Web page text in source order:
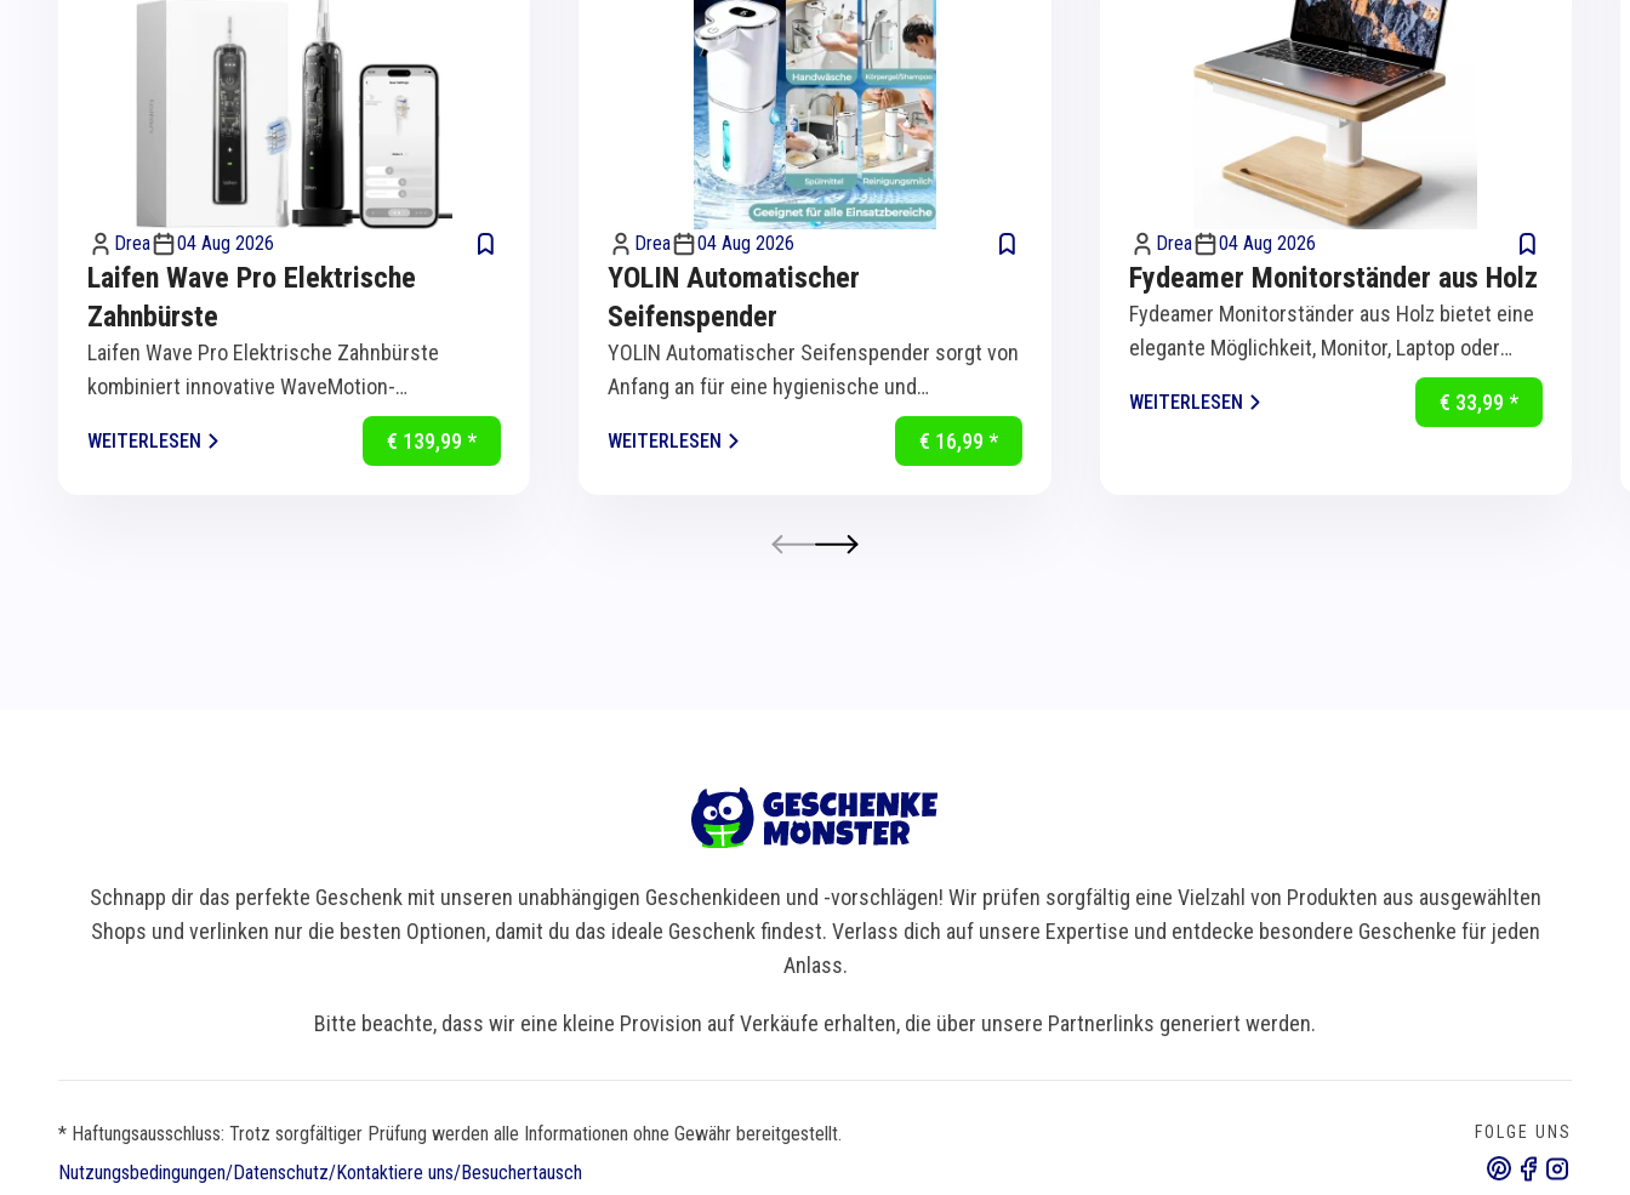
Drea 04 Aug 2026
Laifen Wave Pro Elektrische
Zahnbürste
Laifen Wave Pro Elektrische Zahnbürste
kombiniert innovative WaveMotion-
Technologie mit intelligenter Sensorik für
eine...
WEITERLESEN € 139,99 *
Drea 04 Aug 2026
YOLIN Automatischer
Seifenspender
YOLIN Automatischer Seifenspender sorgt von
Anfang an für eine hygienische und
komfortable Handreinigung in Küche und Bad.
Dank...
WEITERLESEN € 16,99 *
Drea 04 Aug 2026
Fydeamer Monitorständer aus Holz
Fydeamer Monitorständer aus Holz bietet eine
elegante Möglichkeit, Monitor, Laptop oder
Bildschirm ergonomisch auf Augenhöhe zu...
WEITERLESEN € 33,99 *
Schnapp dir das perfekte Geschenk mit unseren unabhängigen Geschenkideen und -vorschlägen! Wir prüfen sorgfältig eine Vielzahl von Produkten aus ausgewählten
Shops und verlinken nur die besten Optionen, damit du das ideale Geschenk findest. Verlass dich auf unsere Expertise und entdecke besondere Geschenke für jeden
Anlass.
Bitte beachte, dass wir eine kleine Provision auf Verkäufe erhalten, die über unsere Partnerlinks generiert werden.
* Haftungsausschluss: Trotz sorgfältiger Prüfung werden alle Informationen ohne Gewähr bereitgestellt.
Nutzungsbedingungen/Datenschutz/Kontaktiere uns/Besuchertausch
FOLGE UNS